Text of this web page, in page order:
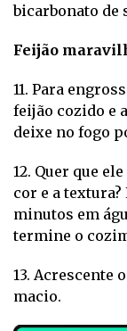
bicarbonato de
Feijão
11. Para
feijão cozido e
deixe no fogo
12. Quer que
cor e a
minutos em
termine o
13. Acrescente
macio.